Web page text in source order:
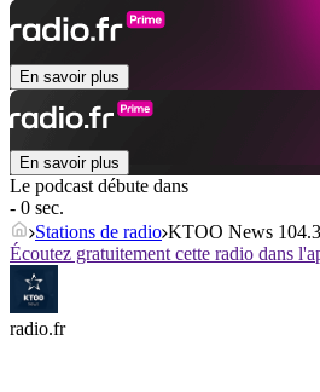
En savoir plus
En savoir plus
Le podcast débute dans
- 0 sec.
Stations de radio KTOO News
Écoutez gratuitement cette radio dans
radio.fr